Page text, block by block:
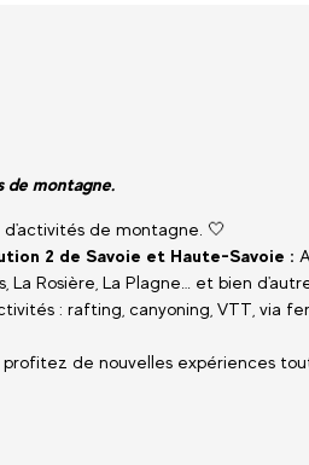
de montagne.
d'activités de montagne. 🤍
2 de Savoie et Haute-Savoie :
La Rosière, La Plagne… et bien
: rafting, canyoning, VTT, via
, profitez de nouvelles expériences